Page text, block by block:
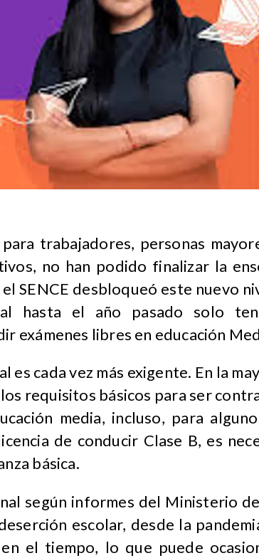
trabajadores, personas
no han podido finalizar la
el SENCE desbloqueó este nuevo
hasta el año pasado solo
exámenes libres en educación
es cada vez más exigente. En la
requisitos básicos para ser
media, incluso, para
de conducir Clase B, es
básica.
según informes del Ministerio
escolar, desde la
el tiempo, lo que puede